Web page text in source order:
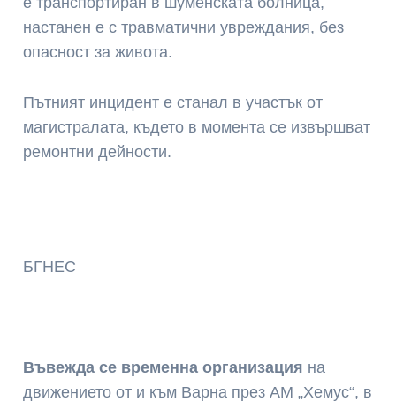
настанен е с травматични увреждания, без
опасност за живота.
Пътният инцидент е станал в участък от
магистралата, където в момента се извършват
ремонтни дейности.
БГНЕС
Въвежда се временна организация на
движението от и към Варна през АМ „Хемус“, в